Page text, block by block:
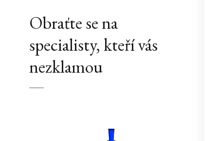
Obraťte se na
specialisty, kteří vás
nezklamou